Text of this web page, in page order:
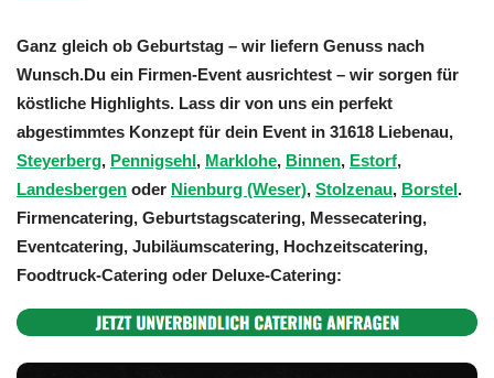
Ganz gleich ob Geburtstag – wir liefern Genuss nach
Wunsch.Du ein Firmen-Event ausrichtest – wir sorgen für
köstliche Highlights. Lass dir von uns ein perfekt
abgestimmtes Konzept für dein Event in 31618 Liebenau,
Steyerberg, Pennigsehl, Marklohe, Binnen, Estorf,
Landesbergen oder Nienburg (Weser), Stolzenau, Borstel.
Firmencatering, Geburtstagscatering, Messecatering,
Eventcatering, Jubiläumscatering, Hochzeitscatering,
Foodtruck-Catering oder Deluxe-Catering: